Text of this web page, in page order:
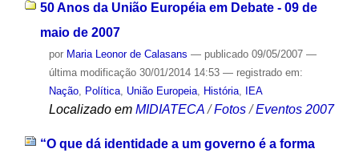
50 Anos da União Européia em Debate - 09 de
maio de 2007
por Maria Leonor de Calasans — publicado09/05/2007 —
última modificação30/01/2014 14:53 — registrado em:
Nação, Política, União Europeia, História, IEA
Localizado em MIDIATECA /Fotos /Eventos 2007
“O que dá identidade a um governo é a forma